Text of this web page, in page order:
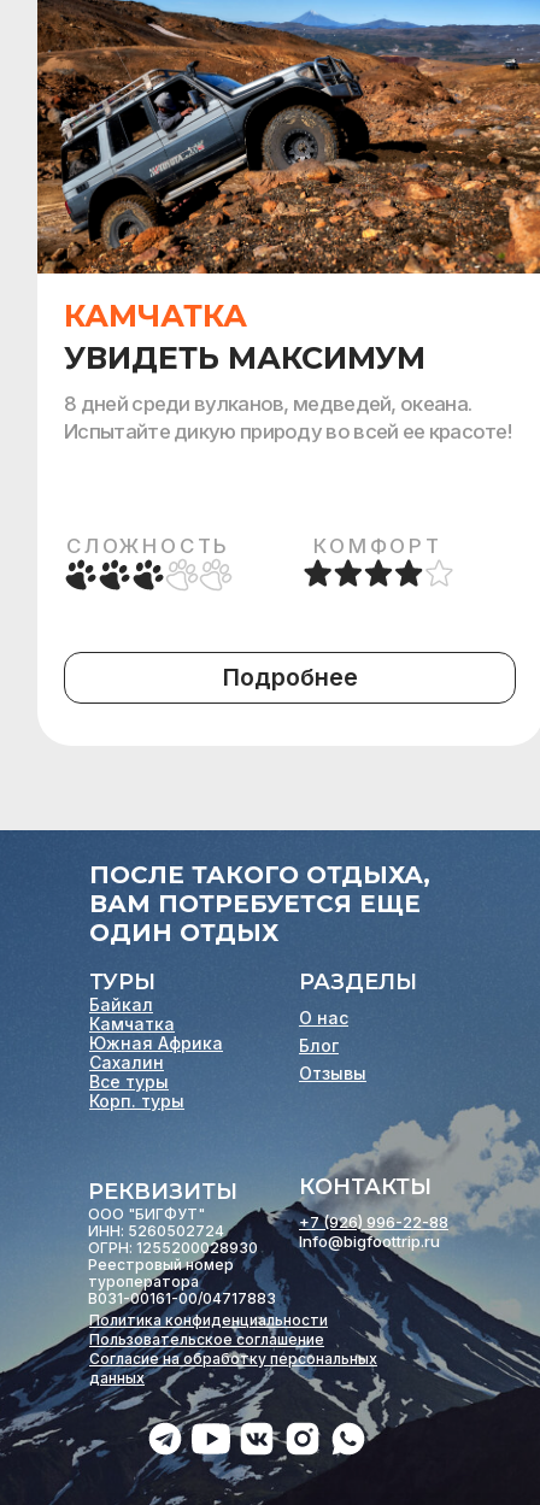
ТУРЫ
Байкал
Камчатка
Южная Африка
Сахалин
Все туры
Корп. туры
РАЗДЕЛЫ
О нас
Блог
Отзывы
Согласие на обработку персональных
данных
Пользовательское соглашение
Политика конфиденциальности
ПОСЛЕ ТАКОГО ОТДЫХА,
ВАМ ПОТРЕБУЕТСЯ ЕЩЕ
ОДИН ОТДЫХ
КОНТАКТЫ
+7 (926) 996-22-88
РЕКВИЗИТЫ
ООО "БИГФУТ"
ИНН: 5260502724
ОГРН: 1255200028930
Реестровый номер
туроператора
В031-00161-00/04717883
Info@bigfoottrip.ru